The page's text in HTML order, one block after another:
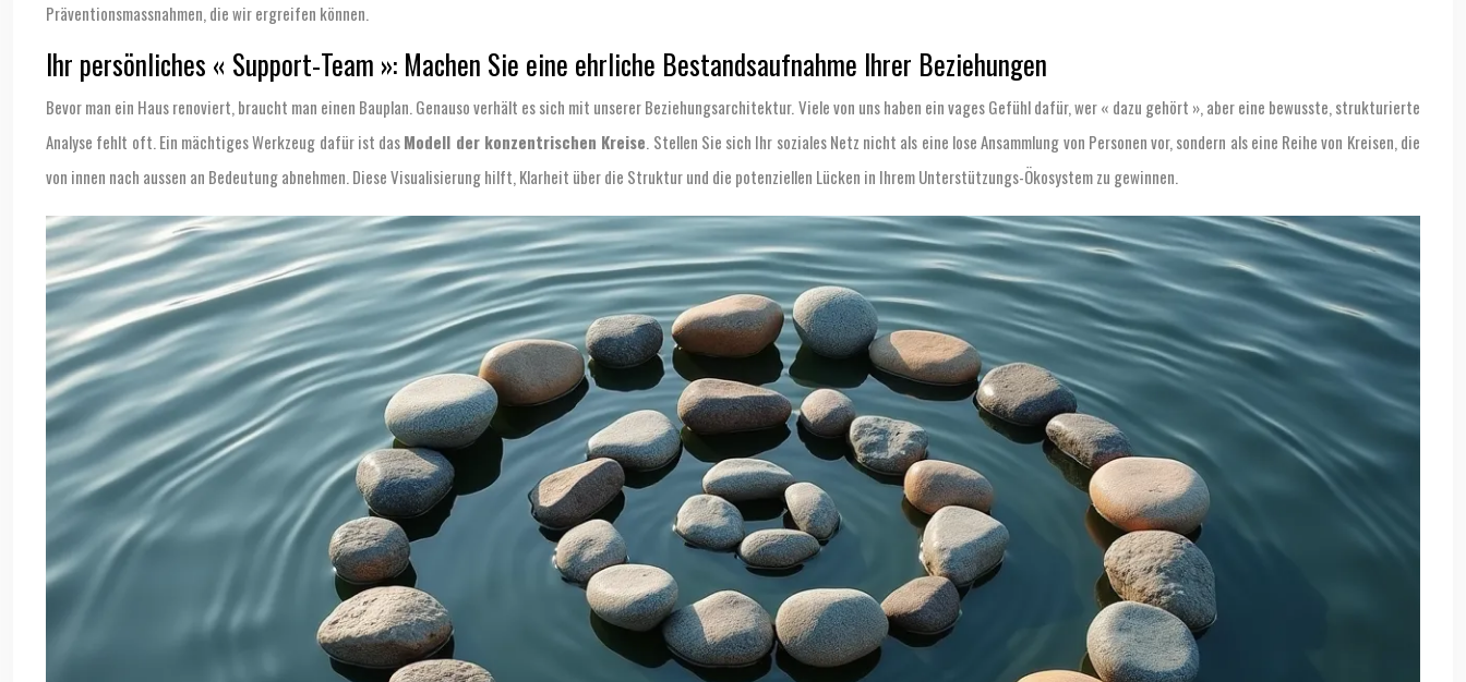
Präventionsmassnahmen, die wir ergreifen können.
Ihr persönliches « Support-Team »: Machen Sie eine ehrliche Bestandsaufnahme Ihrer Beziehungen
Bevor man ein Haus renoviert, braucht man einen Bauplan. Genauso verhält es sich mit unserer Beziehungsarchitektur. Viele von uns haben ein vages Gefühl dafür, wer « dazu gehört », aber eine bewusste, strukturierte
Analyse fehlt oft. Ein mächtiges Werkzeug dafür ist dasModell der konzentrischen Kreise. Stellen Sie sich Ihr soziales Netz nicht als eine lose Ansammlung von Personen vor, sondern als eine Reihe von Kreisen, die
von innen nach aussen an Bedeutung abnehmen. Diese Visualisierung hilft, Klarheit über die Struktur und die potenziellen Lücken in Ihrem Unterstützungs-Ökosystem zu gewinnen.